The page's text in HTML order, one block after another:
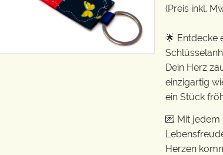
(Preis inkl.
🌟 Entdecke
Dein Herz
einzigartig
ein Stück
💌 Mit
Herzen